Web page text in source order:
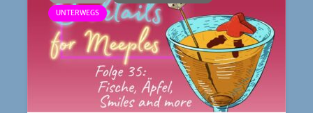
UNTERWEGS